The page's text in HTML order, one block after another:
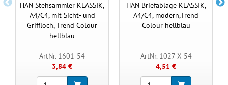
HAN Stehsammler KLASSIK,
A4/C4, mit Sicht- und
Griffloch, Trend Colour
hellblau
ArtNr. 1601-54
3,84 €
HAN Briefablage KLASSIK,
A4/C4, modern,Trend
Colour hellblau
ArtNr. 1027-X-54
4,51 €